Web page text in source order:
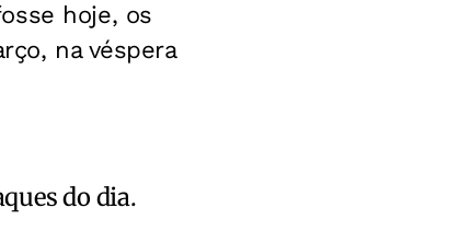
hoje, os
na véspera
do dia.